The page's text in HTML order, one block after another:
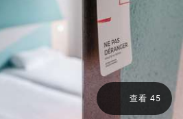
查看 45